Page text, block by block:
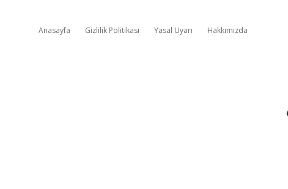
Anasayfa Gizlilik Politikası Yasal Uyarı Hakkımızda